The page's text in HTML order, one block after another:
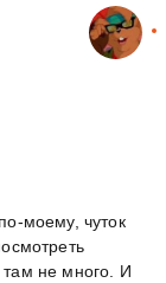
моему, чуток
там не много. И